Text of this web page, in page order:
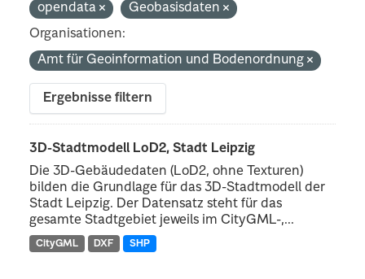
opendata
Geobasisdaten
Organisationen:
Amt für Geoinformation und Bodenordnung
Ergebnisse filtern
3D-Stadtmodell LoD2, Stadt Leipzig
Die 3D-Gebäudedaten (LoD2, ohne Texturen)
bilden die Grundlage für das 3D-Stadtmodell der
Stadt Leipzig. Der Datensatz steht für das
gesamte Stadtgebiet jeweils im CityGML-,...
CityGML DXF SHP